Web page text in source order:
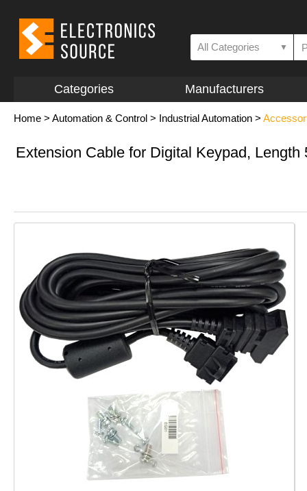
All Categories ▼
Categories Manufacturers
Home > Automation & Control > Industrial Automation >
Extension Cable for Digital Keypad, Length